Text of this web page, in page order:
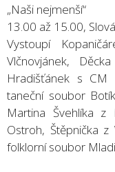
„Naši nejmenší“
13.00 až 15.00,
Vystoupí
Vlčnovjánek,
Hradišťánek s CM
taneční soubor
Martina Švehlíka z
Ostroh, Štěpnička
folklorní soubor